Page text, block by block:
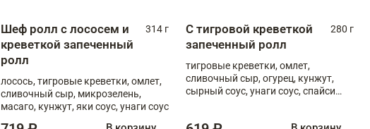
Шеф ролл с лососем и
креветкой запеченный
ролл
314 г
лосось, тигровые креветки, омлет,
сливочный сыр, микрозелень,
масаго, кунжут, яки соус, унаги соус
С тигровой креветкой
запеченный ролл
280 г
тигровые креветки, омлет,
сливочный сыр, огурец, кунжут,
сырный соус, унаги соус, спайси